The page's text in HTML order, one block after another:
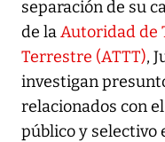
separación de su
de laAutoridad de
Terrestre (ATTT),
investigan
relacionados con
público y selectivo